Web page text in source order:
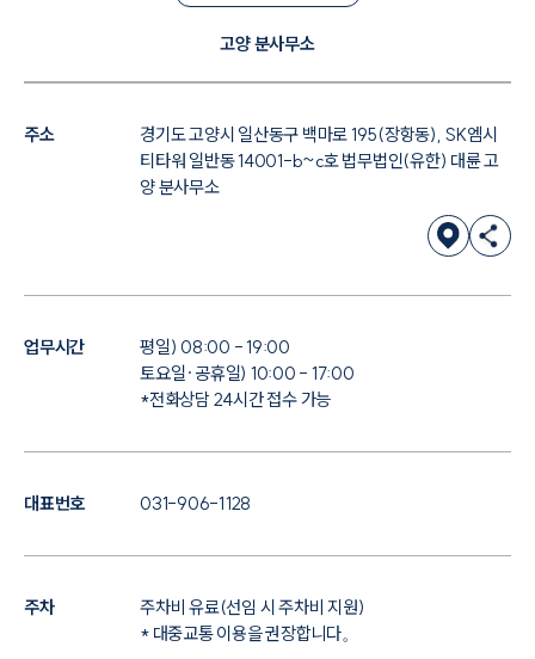
고양 분사무소
주소
경기도 고양시 일산동구 백마로 195(장항동), SK엠시
티타워 일반동 14001-b~c호 법무법인(유한) 대륜 고
양 분사무소
업무시간
평일) 08:00 - 19:00
토요일·공휴일) 10:00 - 17:00
*전화상담 24시간 접수 가능
대표번호 031-906-1128
주차
주차비 유료(선임 시 주차비 지원)
* 대중교통 이용을 권장합니다。